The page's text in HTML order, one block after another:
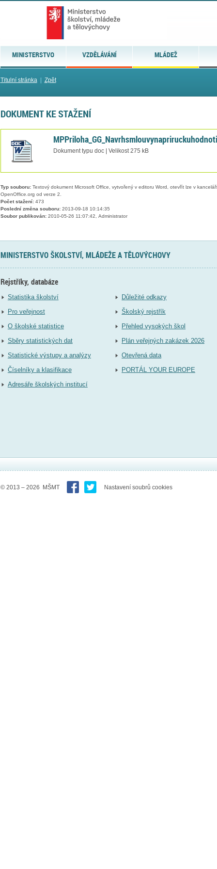
MINISTERSTVO VZDĚLÁVÁNÍ MLÁDEŽ
Titulní stránka| Zpět
DOKUMENT KE STAŽENÍ
Dokument typu doc | Velikost 275 kB
Typ souboru:Textový dokument Microsoft Office, vytvořený v editoru Word, otevřít lze v
OpenOffice.org od verze 2.
Počet stažení:473
Poslední změna souboru:2013-09-18 10:14:35
Soubor publikován:2010-05-26 11:07:42, Administrator
MINISTERSTVO ŠKOLSTVÍ, MLÁDEŽE A TĚLOVÝCHOVY
Rejstříky, databáze
Statistika školství
Pro veřejnost
O školské statistice
Sběry statistických dat
Statistické výstupy a analýzy
Číselníky a klasifikace
Adresáře školských institucí
Důležité odkazy
Školský rejstřík
Přehled vysokých škol
Plán veřejných zakázek 2026
Otevřená data
PORTÁL YOUR EUROPE
© 2013 – 2026 MŠMT Nastavení soubrů cookies